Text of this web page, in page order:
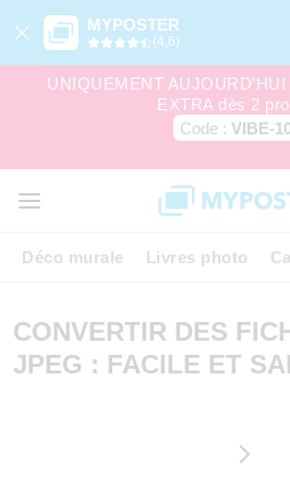
MYPOSTER
(4,6)
UNIQUEMENT
EXTRA dès 2
Code : VIBE-
Déco murale Livres photo
CONVERTIR DES
JPEG : FACILE ET